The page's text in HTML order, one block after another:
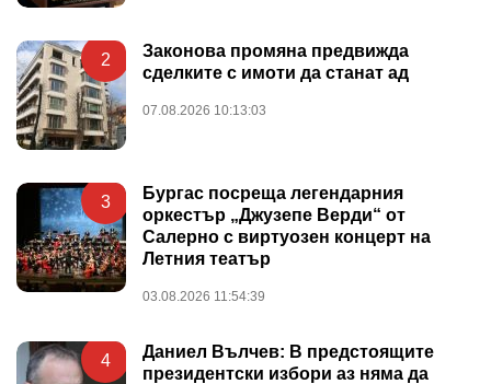
2
Законова промяна предвижда
сделките с имоти да станат ад
07.08.2026 10:13:03
3
Бургас посреща легендарния
оркестър „Джузепе Верди“ от
Салерно с виртуозен концерт на
Летния театър
03.08.2026 11:54:39
4
Даниел Вълчев: В предстоящите
президентски избори аз няма да